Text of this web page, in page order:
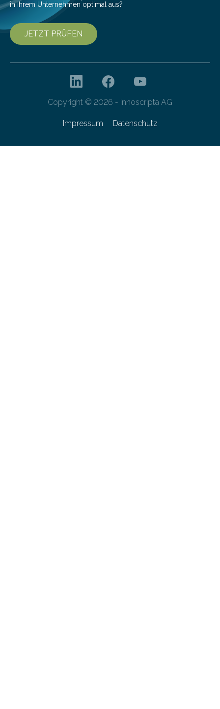
in Ihrem Unternehmen optimal aus?
JETZT PRÜFEN
Copyright © 2026 - innoscripta AG
Impressum Datenschutz